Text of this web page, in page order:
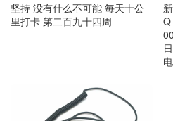
坚持 没有什么不可能 毎天十公
里打卡 第二百九十四周